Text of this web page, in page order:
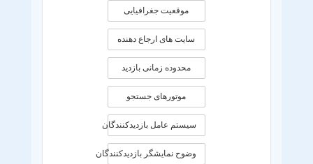
موقعيت جغرافيايی
سایت های ارجاع دهنده
محدوده زمانی بازديد
موتورهای جستجو
سیستم عامل بازدیدکنندگان
وضوح نمایشگر بازدیدکنندگان